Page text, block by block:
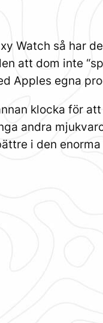
Watch så har
att dom inte
Apples egna
klocka för
andra
i den